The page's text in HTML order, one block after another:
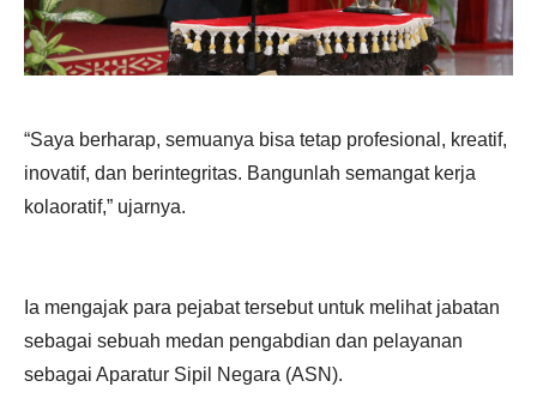
“Saya berharap, semuanya bisa tetap profesional, kreatif,
inovatif, dan berintegritas. Bangunlah semangat kerja
kolaoratif,” ujarnya.
Ia mengajak para pejabat tersebut untuk melihat jabatan
sebagai sebuah medan pengabdian dan pelayanan
sebagai Aparatur Sipil Negara (ASN).